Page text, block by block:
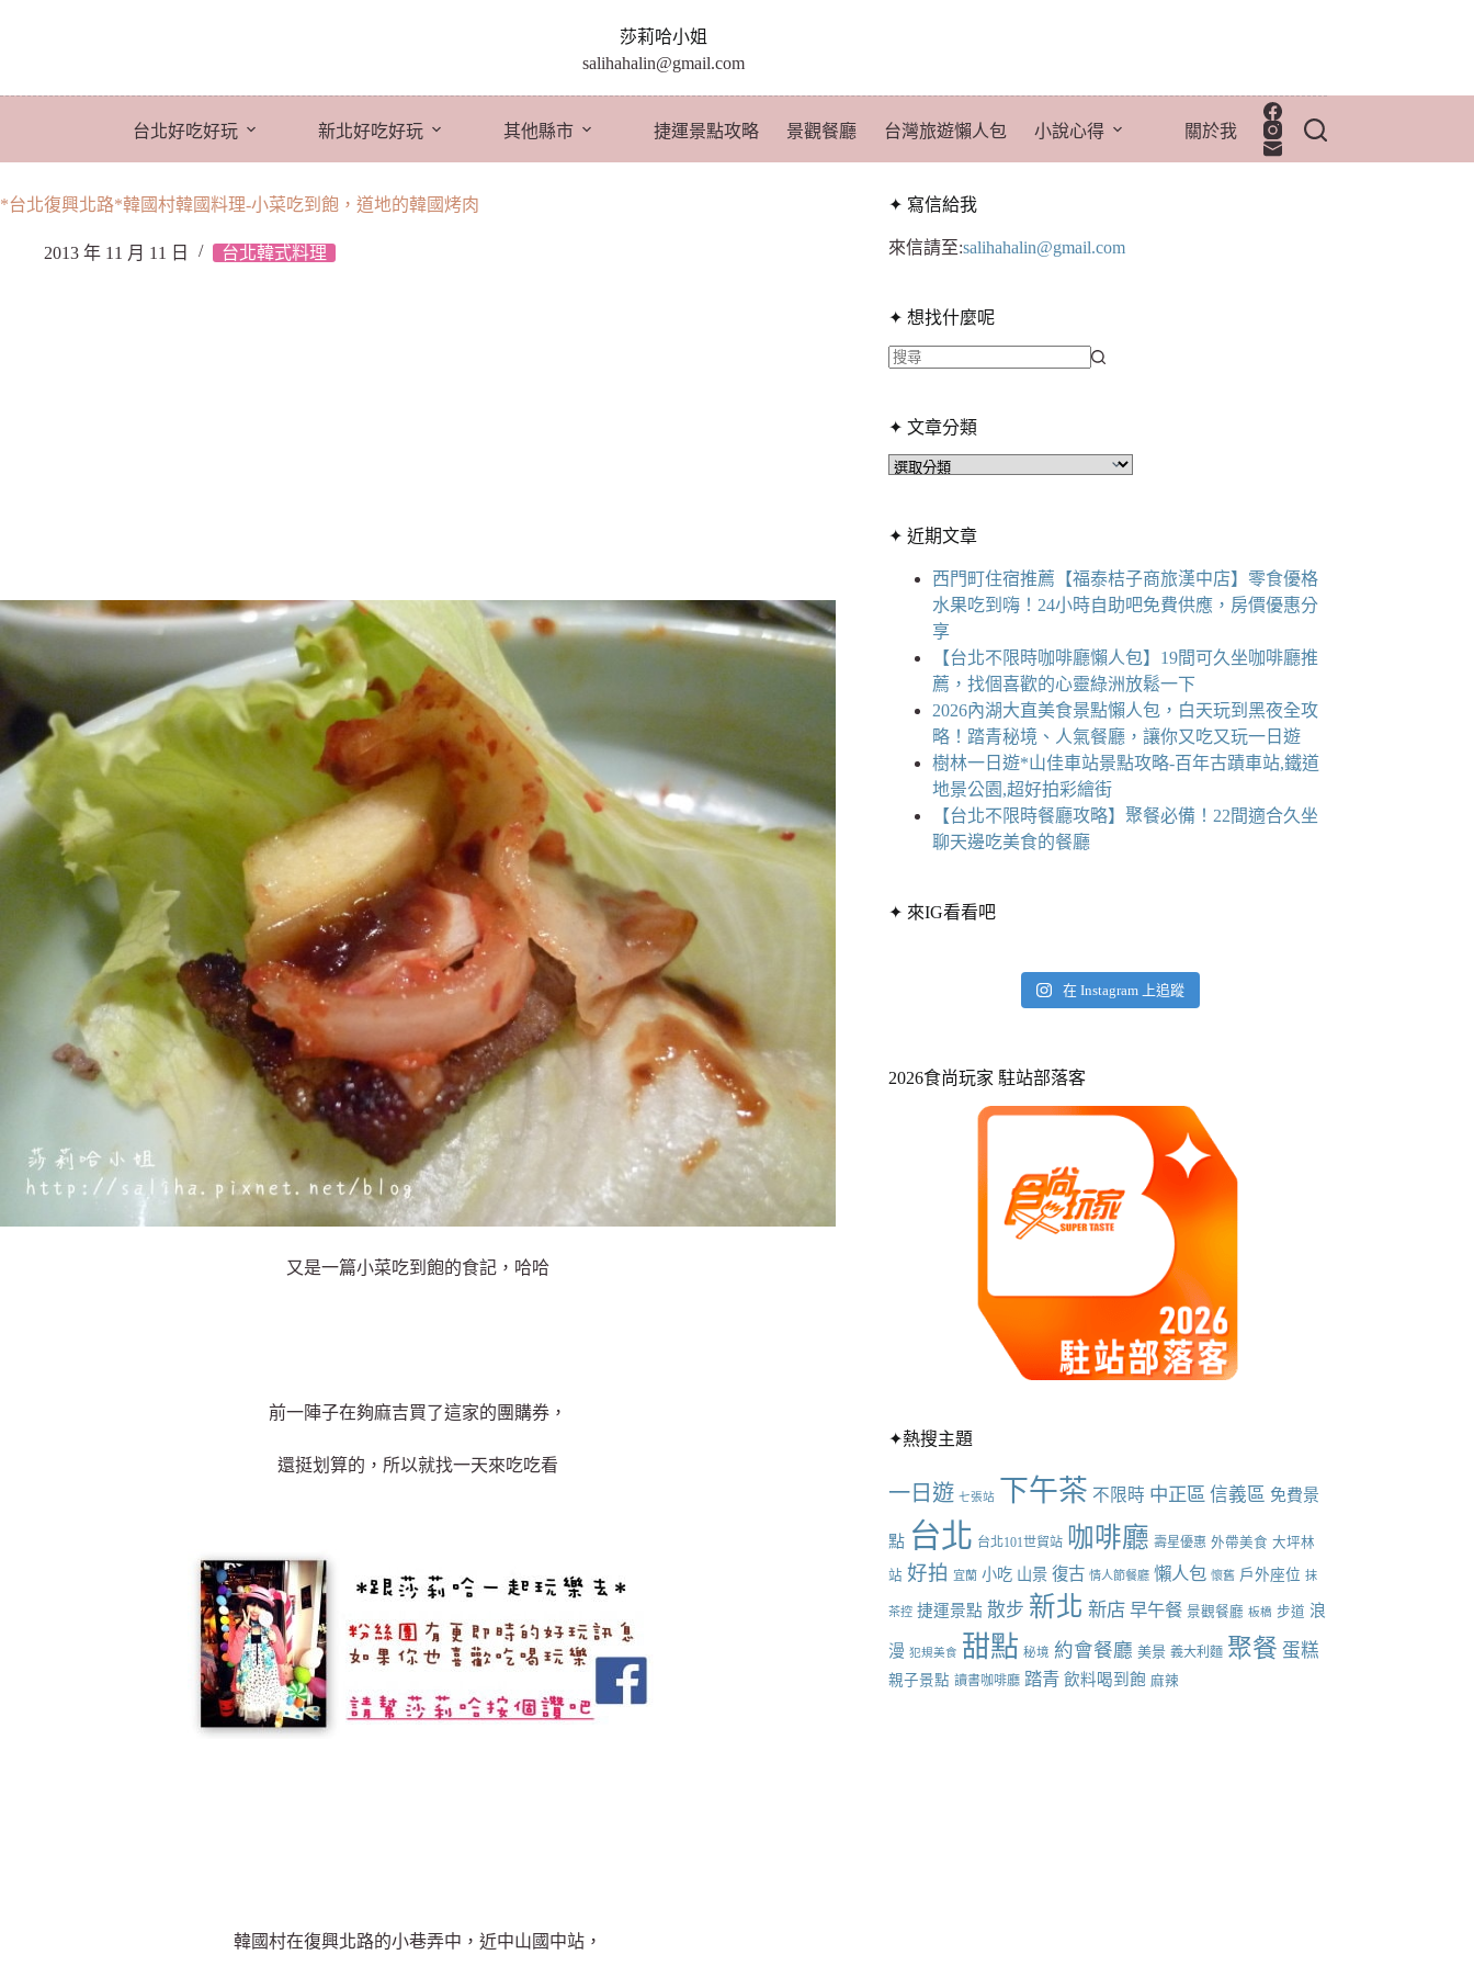
要
莎莉哈小姐
salihahalin@gmail.com
台北好吃好玩 新北好吃好玩 其他縣市 捷運景點攻略 景觀餐廳 台灣旅遊懶人包 小說心得 關於我
*台北復興北路*韓國村韓國料理-小菜吃到飽，道地的韓國烤肉
2013 年 11 月 11 日 台北韓式料理
又是一篇小菜吃到飽的食記，哈哈
前一陣子在夠麻吉買了這家的團購券，
還挺划算的，所以就找一天來吃吃看
韓國村在復興北路的小巷弄中，近中山國中站，
✦ 寫信給我
來信請至:salihahalin@gmail.com
✦ 想找什麼呢
到
符
件
✦ 文章分類
✦
分
✦ 近期文章
西門町住宿推薦【福泰桔子商旅漢中店】零食優格
水果吃到嗨！24小時自助吧免費供應，房價優惠分
享
【台北不限時咖啡廳懶人包】19間可久坐咖啡廳推
薦，找個喜歡的心靈綠洲放鬆一下
2026內湖大直美食景點懶人包，白天玩到黑夜全攻
略！踏青秘境、人氣餐廳，讓你又吃又玩一日遊
樹林一日遊*山佳車站景點攻略-百年古蹟車站,鐵道
地景公園,超好拍彩繪街
【台北不限時餐廳攻略】聚餐必備！22間適合久坐
聊天邊吃美食的餐廳
✦ 來IG看看吧
在 Instagram 上追蹤
2026食尚玩家 駐站部落客
✦熱搜主題
一日遊 七張站 下午茶 不限時 中正區 信義區 免費景
點 台北 台北101世貿站 咖啡廳 壽星優惠 外帶美食 大坪林
站 好拍 宜蘭 小吃 山景 復古 情人節餐廳 懶人包 懷舊 戶外座位 抹
茶控 捷運景點 散步 新北 新店 早午餐 景觀餐廳 板橋 步道 浪
漫 犯規美食 甜點 秘境 約會餐廳 美景 義大利麵 聚餐 蛋糕
親子景點 讀書咖啡廳 踏青 飲料喝到飽 麻辣